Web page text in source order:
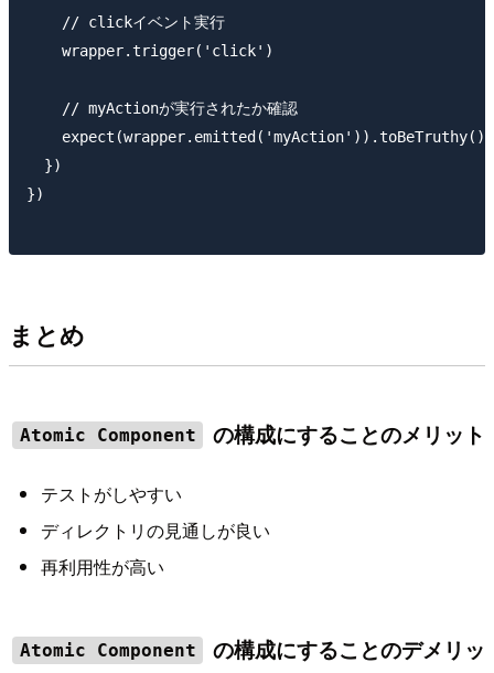
    // clickイベント実行
    wrapper.trigger('click')
    // myActionが実行されたか確認
    expect(wrapper.emitted('myAction')).toBeTruthy()
  })
})
まとめ
Atomic Component の構成にすることのメリット
テストがしやすい
ディレクトリの見通しが良い
再利用性が高い
Atomic Component
の構成にすることのデメリッ